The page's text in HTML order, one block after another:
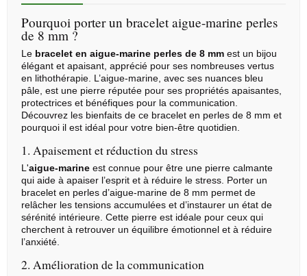
Pourquoi porter un bracelet aigue-marine perles
de 8 mm ?
Le bracelet en aigue-marine perles de 8 mm est un bijou
élégant et apaisant, apprécié pour ses nombreuses vertus
en lithothérapie. L’aigue-marine, avec ses nuances bleu
pâle, est une pierre réputée pour ses propriétés apaisantes,
protectrices et bénéfiques pour la communication.
Découvrez les bienfaits de ce bracelet en perles de 8 mm et
pourquoi il est idéal pour votre bien-être quotidien.
1. Apaisement et réduction du stress
L'aigue-marine est connue pour être une pierre calmante
qui aide à apaiser l’esprit et à réduire le stress. Porter un
bracelet en perles d’aigue-marine de 8 mm permet de
relâcher les tensions accumulées et d’instaurer un état de
sérénité intérieure. Cette pierre est idéale pour ceux qui
cherchent à retrouver un équilibre émotionnel et à réduire
l’anxiété.
2. Amélioration de la communication